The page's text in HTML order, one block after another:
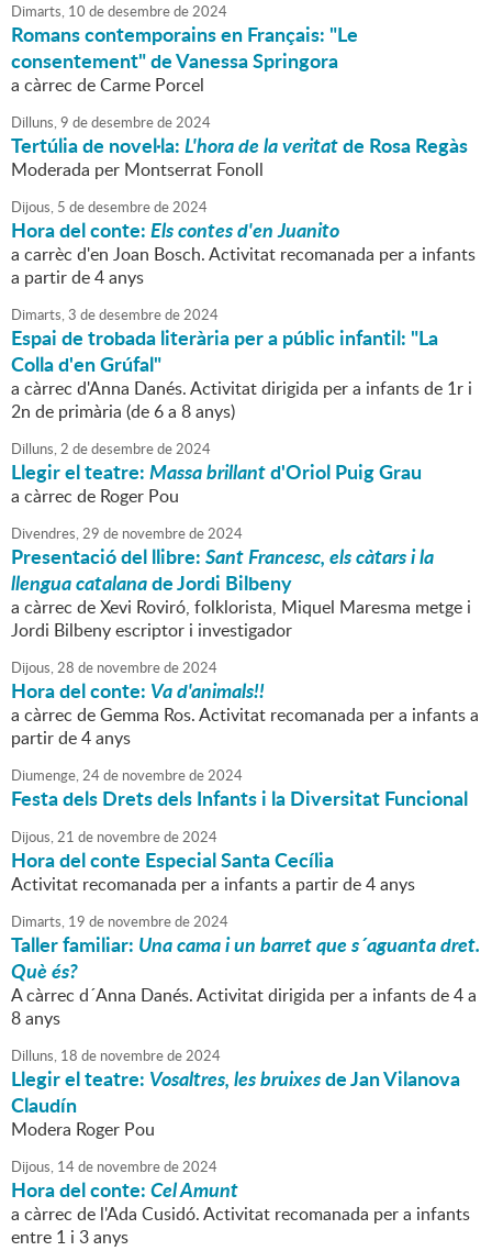
Dimarts, 10 dedesembrede2024
Romans contemporains en Français: "Le
consentement" de Vanessa Springora
a càrrec de Carme Porcel
Dilluns,9 dedesembrede2024
Tertúlia de novel·la:L'hora de la veritatde Rosa Regàs
Moderada per Montserrat Fonoll
Dijous, 5 dedesembrede2024
Hora del conte:Els contes d'en Juanito
a carrèc d'en Joan Bosch. Activitat recomanada per a infants
a partir de 4 anys
Dimarts,3 dedesembrede2024
Espai de trobada literària per a públic infantil: "La
Colla d'en Grúfal"
a càrrec d'Anna Danés. Activitat dirigida per a infants de 1r i
2n de primària (de 6 a 8 anys)
Dilluns,2 dedesembrede2024
Llegir el teatre:Massa brillantd'Oriol Puig Grau
a càrrec de Roger Pou
Divendres,29 de novembrede2024
Presentació del llibre:Sant Francesc, els càtars i la
llengua catalanade Jordi Bilbeny
a càrrec de Xevi Roviró, folklorista, Miquel Maresma metge i
Jordi Bilbeny escriptor i investigador
Dijous,28 de novembrede2024
Hora del conte: Va d'animals!!
a càrrec de Gemma Ros. Activitat recomanada per a infants a
partir de 4 anys
Diumenge,24de novembrede2024
Festa dels Drets dels Infants i la Diversitat Funcional
Dijous,21 de novembrede2024
Hora del conte Especial Santa Cecília
Activitat recomanada per a infants a partir de 4 anys
Dimarts, 19 de novembrede2024
Taller familiar: Una cama i un barret que s´aguanta dret.
Què és?
A càrrec d´Anna Danés. Activitat dirigida per a infants de 4 a
8 anys
Dilluns, 18 de novembrede2024
Llegir el teatre: Vosaltres, les bruixesde Jan Vilanova
Claudín
Modera Roger Pou
Dijous, 14de novembrede2024
Hora del conte:Cel Amunt
a càrrec de l'Ada Cusidó. Activitat recomanada per a infants
entre 1 i 3 anys